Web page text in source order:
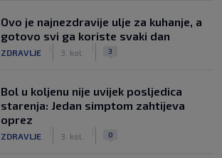
Ovo je najnezdravije ulje za kuhanje, a
gotovo svi ga koriste svaki dan
ZDRAVLJE 3. kol. 3
Bol u koljenu nije uvijek posljedica
starenja: Jedan simptom zahtijeva
oprez
ZDRAVLJE 3. kol. 0